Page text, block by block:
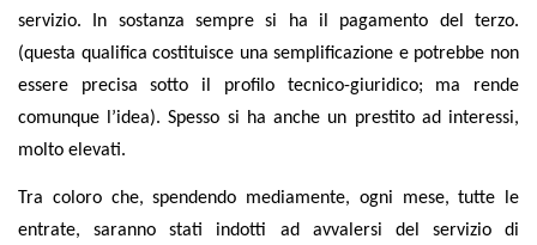
servizio. In sostanza sempre si ha il pagamento del terzo.
(questa qualifica costituisce una semplificazione e potrebbe non
essere precisa sotto il profilo tecnico-giuridico; ma rende
comunque l’idea). Spesso si ha anche un prestito ad interessi,
molto elevati.
Tra coloro che, spendendo mediamente, ogni mese, tutte le
entrate, saranno stati indotti ad avvalersi del servizio di